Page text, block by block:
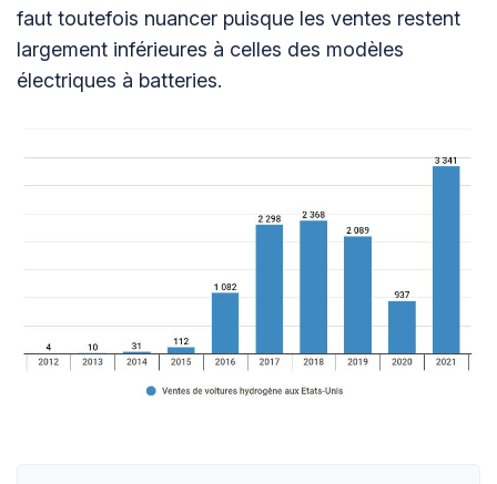
faut toutefois nuancer puisque les ventes restent
largement inférieures à celles des modèles
électriques à batteries.